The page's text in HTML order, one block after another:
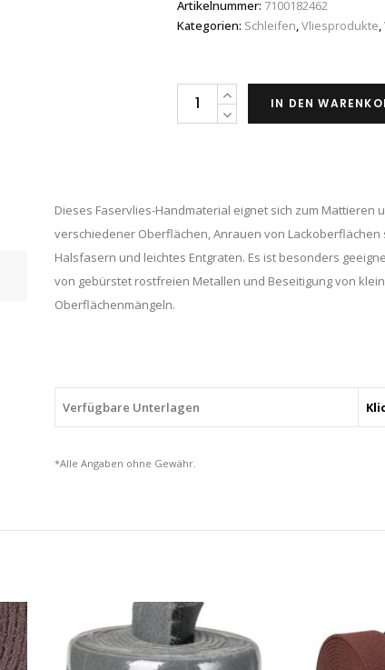
Artikelnummer: 7100182462
Kategorien: Schleifen,Vliesprodukte,
Scotch-
WR-
RL,
100
mm
MED,
quantity
IN DEN
Dieses Faservlies-Handmaterial eignet sich zum Mattieren
verschiedener Oberflächen, Anrauen von Lackoberflächen
Halsfasern und leichtes Entgraten. Es ist besonders
von gebürstet rostfreien Metallen und Beseitigung von
Oberflächenmängeln.
Verfügbare Unterlagen
*Alle Angaben ohne Gewähr.